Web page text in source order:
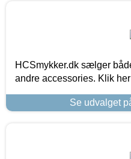
HCSmykker.dk sælger
andre accessories. Klik
Se udvalget